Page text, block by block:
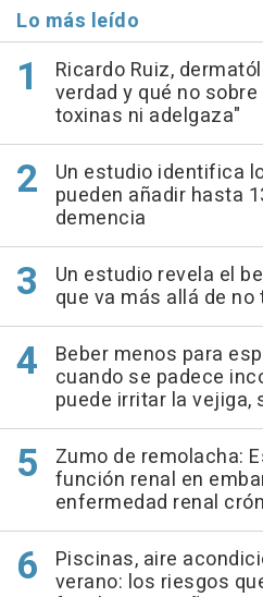
Lo más leído
Ricardo Ruiz,
verdad y qué no
toxinas ni adelgaza"
Un estudio identifica
pueden añadir hasta
demencia
Un estudio revela el
que va más allá de
Beber menos para
cuando se padece
puede irritar la vejiga,
Zumo de remolacha:
función renal en
enfermedad renal
Piscinas, aire
verano: los riesgos